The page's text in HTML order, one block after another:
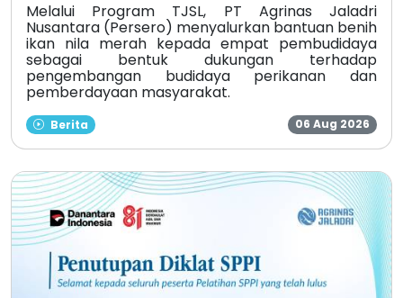
Melalui Program TJSL, PT Agrinas Jaladri
Nusantara (Persero) menyalurkan bantuan benih
ikan nila merah kepada empat pembudidaya
sebagai bentuk dukungan terhadap
pengembangan budidaya perikanan dan
pemberdayaan masyarakat.
Berita 06 Aug 2026